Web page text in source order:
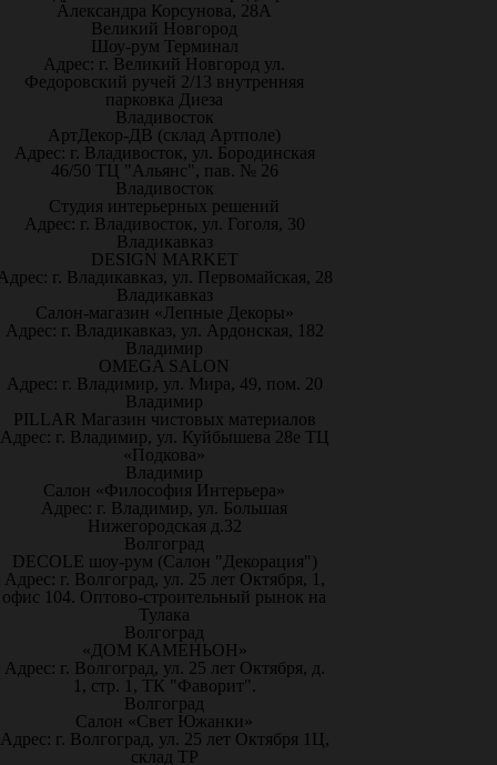
Александра Корсунова, 28А
Великий Новгород
Шоу-рум Терминал
Адрес: г. Великий Новгород ул.
Федоровский ручей 2/13 внутренняя
парковка Диеза
Владивосток
АртДекор-ДВ (склад Артполе)
Адрес: г. Владивосток, ул. Бородинская
46/50 ТЦ "Альянс", пав. № 26
Владивосток
Студия интерьерных решений
Адрес: г. Владивосток, ул. Гоголя, 30
Владикавказ
DESIGN MARKET
г. Владикавказ, ул. Первомайская, 28
Владикавказ
Салон-магазин «Лепные Декоры»
Адрес: г. Владикавказ, ул. Ардонская, 182
Владимир
OMEGA SALON
Адрес: г. Владимир, ул. Мира, 49, пом. 20
Владимир
PILLAR Магазин чистовых материалов
Адрес: г. Владимир, ул. Куйбышева 28е ТЦ
«Подкова»
Владимир
Салон «Философия Интерьера»
Адрес: г. Владимир, ул. Большая
Нижегородская д.32
Волгоград
DECOLE шоу-рум (Салон "Декорация")
Адрес: г. Волгоград, ул. 25 лет Октября, 1,
офис 104. Оптово-строительный рынок на
Тулака
Волгоград
«ДОМ КАМЕНЬОН»
Адрес: г. Волгоград, ул. 25 лет Октября, д.
1, стр. 1, ТК "Фаворит".
Волгоград
Салон «Свет Южанки»
Адрес: г. Волгоград, ул. 25 лет Октября 1Ц,
склад ТР